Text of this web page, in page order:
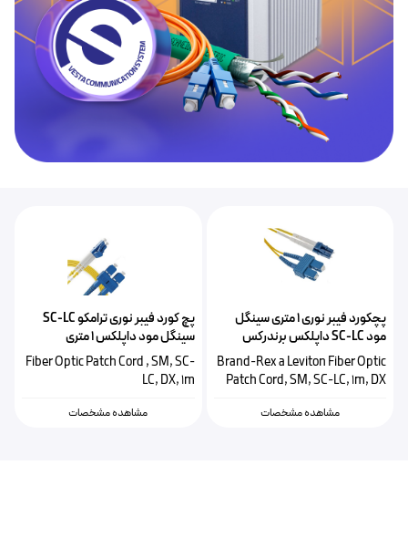
پچکورد فیبر نوری ۱ متری سینگل
مود SC-LC داپلکس برندرکس
لویتون HOPLC008010SC203
Brand-Rex a Leviton Fiber Optic
Patch Cord, SM, SC-LC, 1m, DX
مشاهده مشخصات
پچ کورد فیبر نوری ترامکو SC-LC
سینگل مود داپلکس ۱ متری
Fiber Optic Patch Cord , SM, SC-
LC, DX, 1m
مشاهده مشخصات